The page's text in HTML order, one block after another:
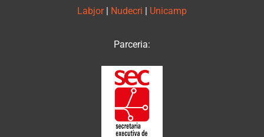
Labjor Nudecri Unicamp
Parceria: